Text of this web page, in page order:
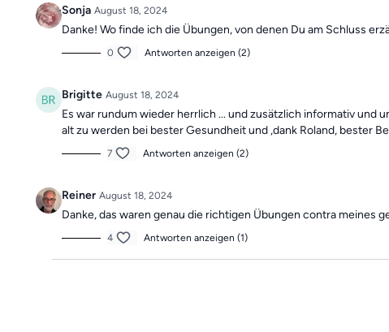
Sonja August 18, 2024
Danke! Wo finde ich die Übungen, von denen Du am Schluss
0 Antworten anzeigen (2)
Brigitte August 18, 2024
Es war rundum wieder herrlich ... und zusätzlich informativ und
alt zu werden bei bester Gesundheit und ,dank Roland, bester
7 Antworten anzeigen (2)
Reiner August 18, 2024
Danke, das waren genau die richtigen Übungen contra meines
4 Antworten anzeigen (1)